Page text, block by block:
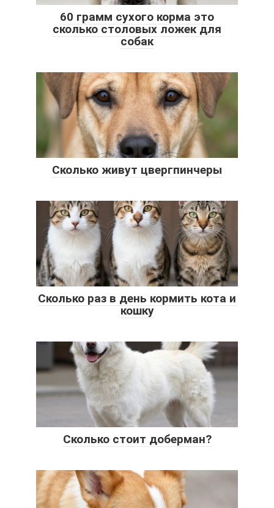
60 грамм сухого корма это
сколько столовых ложек для
собак
Сколько живут цвергпинчеры
Сколько раз в день кормить кота и
кошку
Сколько стоит доберман?